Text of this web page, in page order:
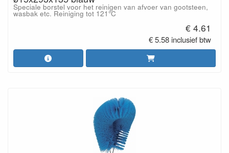
Speciale borstel voor het reinigen van afvoer van gootsteen,
wasbak etc. Reiniging tot 121°C
€ 4.61
€ 5.58 inclusief btw